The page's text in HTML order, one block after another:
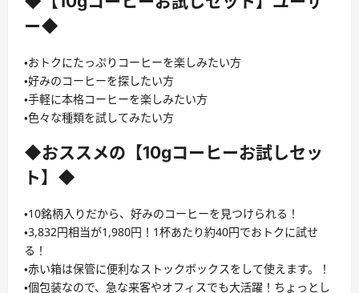
ー◆
・おトクにたっぷりコーヒーを楽しみたい方
・好みのコーヒーを探したい方
・手軽に本格コーヒーを楽しみたい方
・色々な種類を試してみたい方
◆おススメの【10gコーヒーお試しセッ
ト】◆
・10銘柄入りだから、好みのコーヒーを見つけられる！
・3,832円相当が1,980円！1杯あたり約40円でおトクに試せ
る！
・赤い箱は保管に便利なストックボックスをして使えます。！
・個包装なので、急な来客やオフィスでも大活躍！ちょっとし